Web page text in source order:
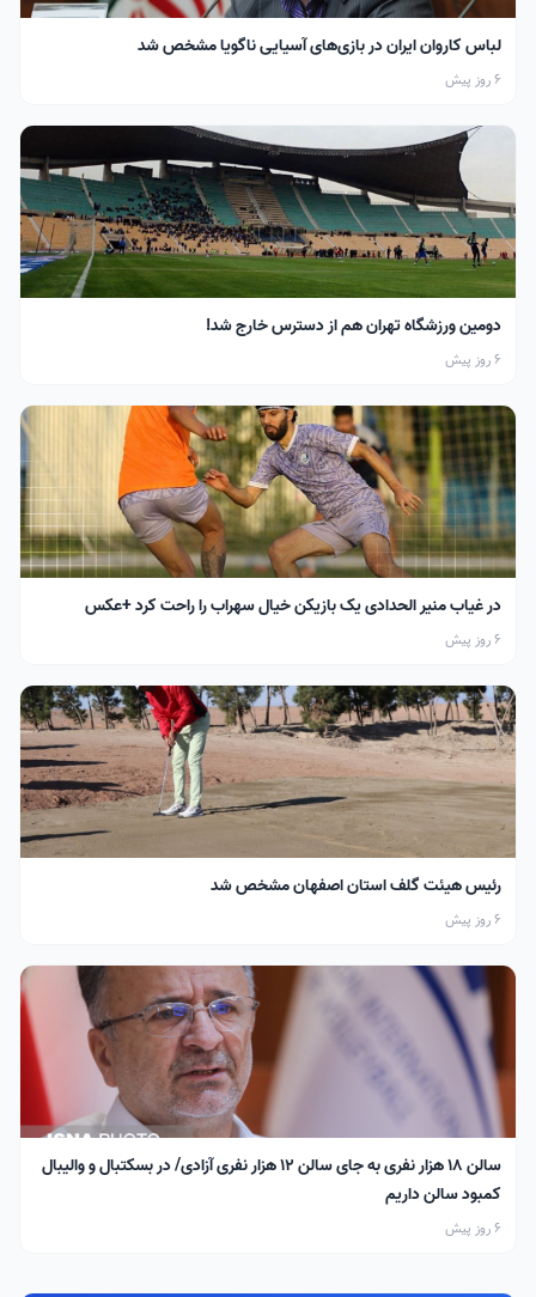
لباس کاروان ایران در بازی‌های آسیایی ناگویا مشخص شد
6 روز پیش
دومین ورزشگاه تهران هم از دسترس خارج شد!
6 روز پیش
در غیاب منیر الحدادی یک بازیکن خیال سهراب را راحت کرد +عکس
6 روز پیش
رئیس هیئت گلف استان اصفهان مشخص شد
6 روز پیش
سالن ۱۸ هزار نفری به جای سالن ۱۲ هزار نفری آزادی/ در بسکتبال و والیبال
کمبود سالن داریم
6 روز پیش